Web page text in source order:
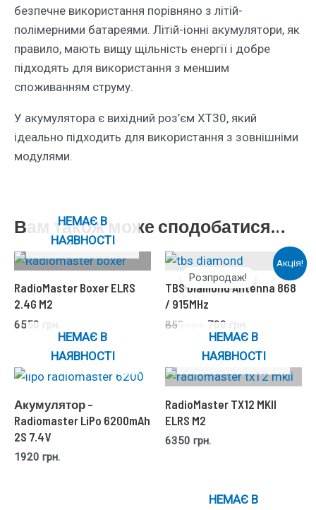
безпечне використання порівняно з літій-
полімерними батареями. Літій-іонні акумулятори, як
правило, мають вищу щільність енергії і добре
підходять для використання з меншим
споживанням струму.
У акумулятора є вихідний роз’єм XT30, який
ідеально підходить для використання з зовнішніми
модулями.
Вам також може сподобатися…
НЕМАЄ В
НАЯВНОСТІ
RadioMaster Boxer ELRS
2.4G M2
6550
Акція!
Розпродаж!
TBS Diamond Antenna 868
/ 915MHz
850 700
НЕМАЄ В
НАЯВНОСТІ
Акумулятор –
Radiomaster LiPo 6200mAh
2S 7.4V
1920 грн.
НЕМАЄ В
НАЯВНОСТІ
RadioMaster TX12 MKII
ELRS M2
6350 грн.
НЕМАЄ В